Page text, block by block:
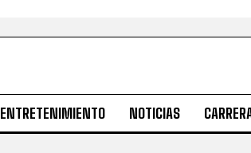
ENTRETENIMIENTO NOTICIAS